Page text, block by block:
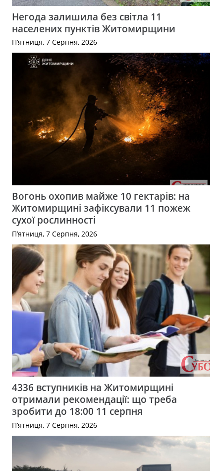
Негода залишила без світла 11
населених пунктів Житомирщини
П’ятниця, 7 Серпня, 2026
Вогонь охопив майже 10 гектарів: на
Житомирщині зафіксували 11 пожеж
сухої рослинності
П’ятниця, 7 Серпня, 2026
4336 вступників на Житомирщині
отримали рекомендації: що треба
зробити до 18:00 11 серпня
П’ятниця, 7 Серпня, 2026